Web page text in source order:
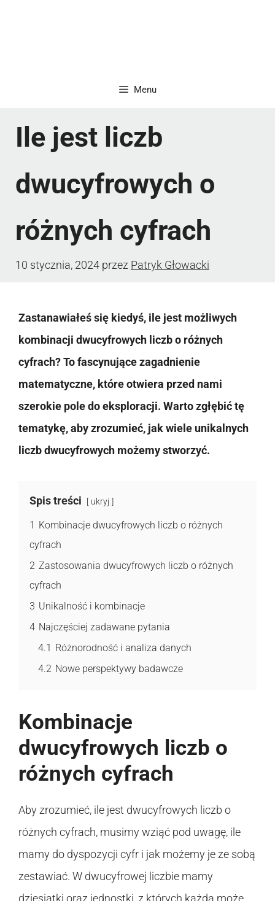
Menu
Ile jest liczb
dwucyfrowych o
różnych cyfrach
10 stycznia, 2024 przez Patryk Głowacki
Zastanawiałeś się kiedyś, ile jest możliwych
kombinacji dwucyfrowych liczb o różnych
cyfrach? To fascynujące zagadnienie
matematyczne, które otwiera przed nami
szerokie pole do eksploracji. Warto zgłębić tę
tematykę, aby zrozumieć, jak wiele unikalnych
liczb dwucyfrowych możemy stworzyć.
Spis treści ukryj
1 Kombinacje dwucyfrowych liczb o różnych
cyfrach
2 Zastosowania dwucyfrowych liczb o różnych
cyfrach
3 Unikalność i kombinacje
4 Najczęściej zadawane pytania
4.1 Różnorodność i analiza danych
4.2 Nowe perspektywy badawcze
Kombinacje
dwucyfrowych liczb o
różnych cyfrach
Aby zrozumieć, ile jest dwucyfrowych liczb o
różnych cyfrach, musimy wziąć pod uwagę, ile
mamy do dyspozycji cyfr i jak możemy je ze sobą
zestawiać. W dwucyfrowej liczbie mamy
dziesiątki oraz jednostki, z których każda może